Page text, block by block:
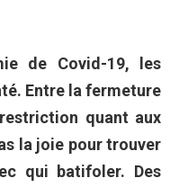
de Covid-19, les
Entre la fermeture
quant aux
la joie pour trouver
qui batifoler. Des